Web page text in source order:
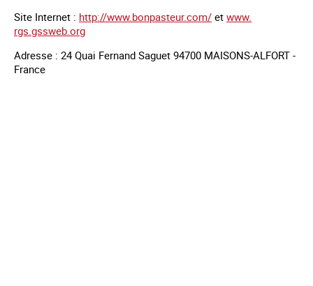
Site Internet : http://www.bonpasteur.com/ et www.
rgs.gssweb.org
Adresse : 24 Quai Fernand Saguet 94700 MAISONS-ALFORT -
France